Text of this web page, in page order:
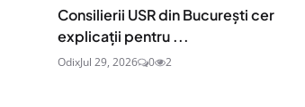
Consilierii USR din București cer
explicații pentru ...
OdixJul 29, 2026 0 2